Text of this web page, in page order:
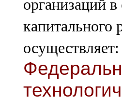
организаций в
капитального
осуществляет: